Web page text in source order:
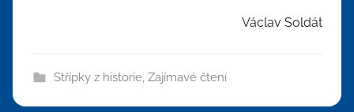
Václav Soldát
Střípky z historie, Zajímavé čtení